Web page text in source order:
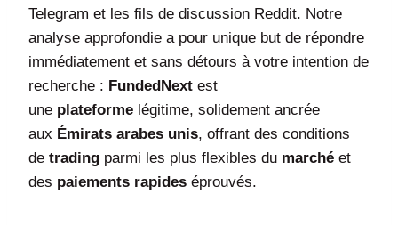
Telegram et les fils de discussion Reddit. Notre
analyse approfondie a pour unique but de répondre
immédiatement et sans détours à votre intention de
recherche : FundedNext est
une plateforme légitime, solidement ancrée
aux Émirats arabes unis, offrant des conditions
de trading parmi les plus flexibles du marché et
des paiements rapides éprouvés.